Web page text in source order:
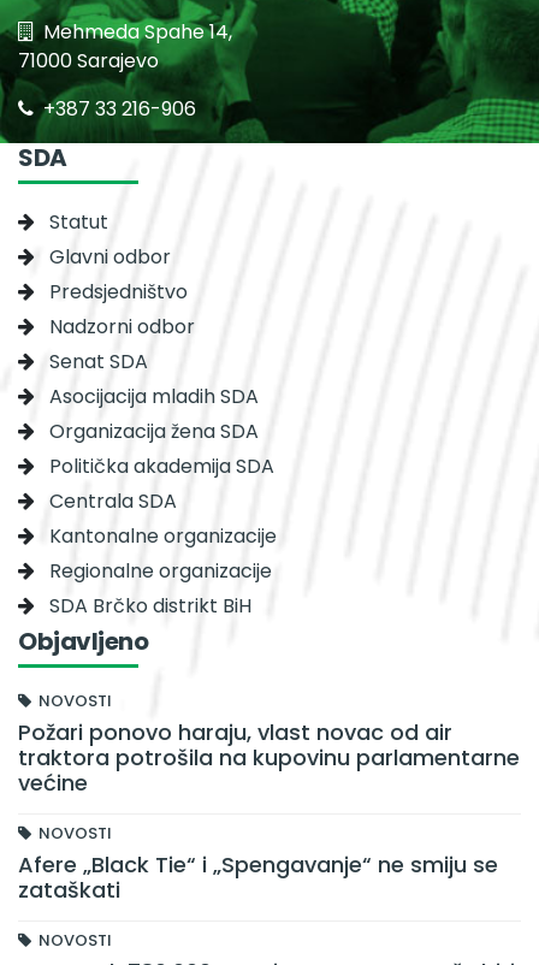
Mehmeda Spahe 14,
71000 Sarajevo
+387 33 216-906
SDA
Statut
Glavni odbor
Predsjedništvo
Nadzorni odbor
Senat SDA
Asocijacija mladih SDA
Organizacija žena SDA
Politička akademija SDA
Centrala SDA
Kantonalne organizacije
Regionalne organizacije
SDA Brčko distrikt BiH
Objavljeno
NOVOSTI
Požari ponovo haraju, vlast novac od air
traktora potrošila na kupovinu parlamentarne
većine
NOVOSTI
Afere „Black Tie“ i „Spengavanje“ ne smiju se
zataškati
NOVOSTI